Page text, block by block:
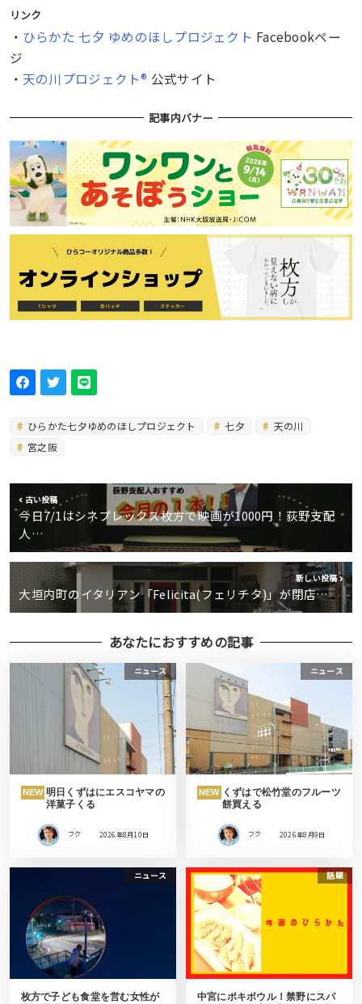
リンク
・ ひらかた 七夕 ゆめのほしプロジェクト Facebookペー
ジ
・ 天の川プロジェクト® 公式サイト
記事内バナー
ひらかた七夕ゆめのほしプロジェクト 七夕
天の川
宮之阪
古い投稿
今日7/1はシネプレックス枚方で映画が1000円！荻野支配
人…
新しい投稿
大垣内町のイタリアン「Felicita(フェリチタ)」が閉店…
あなたにおすすめの記事
ニュース
NEW 明日くずはにエスコヤマの
洋菓子くる
フク 2026年8月10日
ニュース
NEW くずはで松竹堂のフルーツ
餅買える
フク 2026年8月9日
ニュース
枚方で子ども食堂を営む女性が
話題
中宮にポキボウル！禁野にスパ